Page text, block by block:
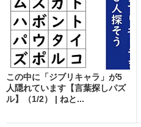
この中に「ジブリキャラ」が5
人隠れています【言葉探しパズ
ル】（1/2） | ねと...